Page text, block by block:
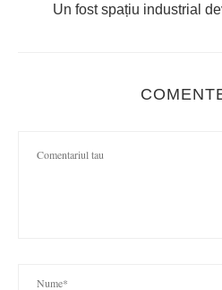
Un fost spațiu industrial